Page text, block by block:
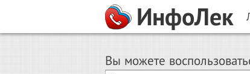
ИнфоЛек
Вы можете